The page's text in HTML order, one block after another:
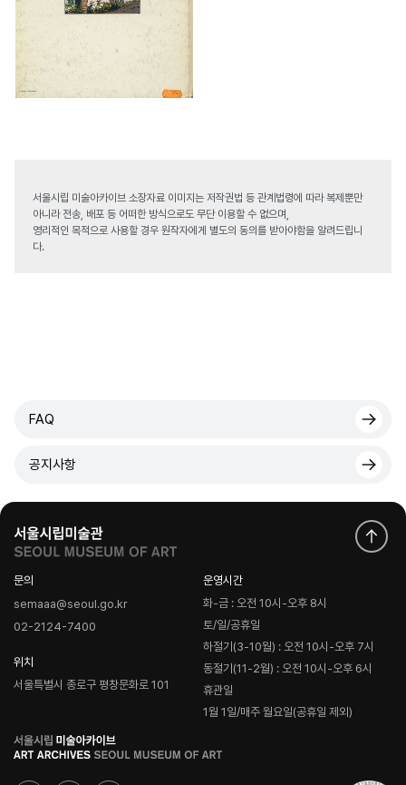
서울시립 미술아카이브 소장자료 이미지는 저작권법 등 관계법령에 따라 복제뿐만
아니라 전송, 배포 등 어떠한 방식으로도 무단 이용할 수 없으며,
영리적인 목적으로 사용할 경우 원작자에게 별도의 동의를 받아야함을 알려드립니
다.
FAQ
공지사항
문의
semaaa@seoul.go.kr
02-2124-7400
위치
서울특별시 종로구 평창문화로 101
운영시간
화-금 : 오전 10시-오후 8시
토/일/공휴일
하절기(3-10월) : 오전 10시-오후 7시
동절기(11-2월) : 오전 10시-오후 6시
휴관일
1월 1일/매주 월요일(공휴일 제외)
로
고